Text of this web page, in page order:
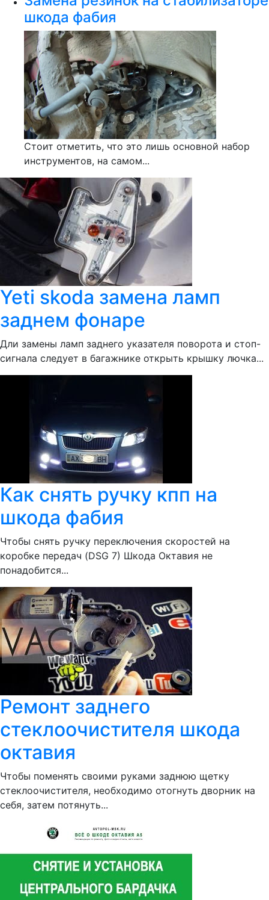
шкода фабия
Стоит отметить, что это лишь основной набор
инструментов, на самом...
Yeti skoda замена ламп
заднем фонаре
Дли замены ламп заднего указателя поворота и стоп-
сигнала следует в багажнике открыть крышку лючка...
Как снять ручку кпп на
шкода фабия
Чтобы снять ручку переключения скоростей на
коробке передач (DSG 7) Шкода Октавия не
понадобится...
Ремонт заднего
стеклоочистителя шкода
октавия
Чтобы поменять своими руками заднюю щетку
стеклоочистителя, необходимо отогнуть дворник на
себя, затем потянуть...